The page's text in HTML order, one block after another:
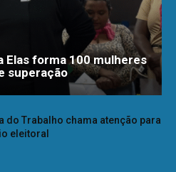
Elas forma 100 mulheres
superação
do Trabalho chama atenção para
eleitoral